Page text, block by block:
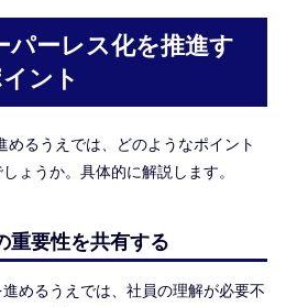
パーレス化を推進す
ント
めるうえでは、どのようなポイント
ょうか。具体的に解説します。
重要性を共有する
めるうえでは、社員の理解が必要不